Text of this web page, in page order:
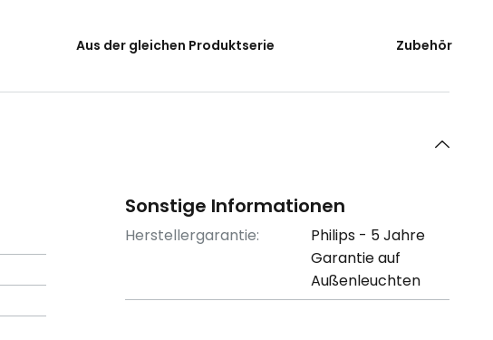
Aus der gleichen Produktserie Zubehör
Sonstige Informationen
Herstellergarantie:
Philips - 5 Jahre
Garantie auf
Außenleuchten